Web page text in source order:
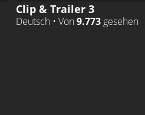
Clip & Trailer 3
Deutsch • Von 9.773 gesehen